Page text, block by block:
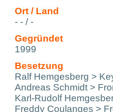
Ort / Land
- - / -
Gegründet
1999
Besetzung
Ralf Hemgesberg >
Andreas Schmidt >
Karl-Rudolf
Freddy Coulanges >